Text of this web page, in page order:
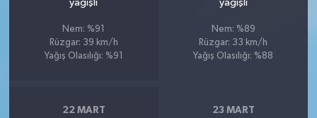
yağışlı
Nem: %91
Rüzgar: 39 km/h
Yağış Olasılığı: %91
yağışlı
Nem: %89
Rüzgar: 33 km/h
Yağış Olasılığı: %88
22 MART 23 MART